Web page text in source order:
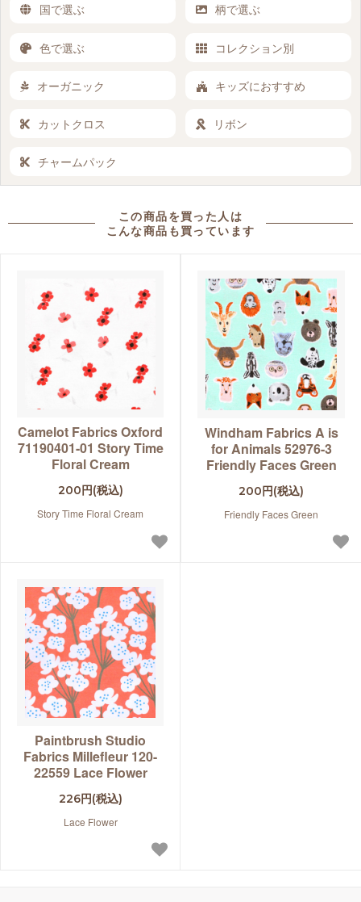
国で選ぶ 柄で選ぶ
色で選ぶ コレクション別
オーガニック キッズにおすすめ
カットクロス リボン
チャームパック
この商品を買った人は
こんな商品も買っています
Camelot Fabrics Oxford
71190401-01 Story Time
Floral Cream
200円(税込)
Story Time Floral Cream
Windham Fabrics A is
for Animals 52976-3
Friendly Faces Green
200円(税込)
Friendly Faces Green
Paintbrush Studio
Fabrics Millefleur 120-
22559 Lace Flower
226円(税込)
Lace Flower